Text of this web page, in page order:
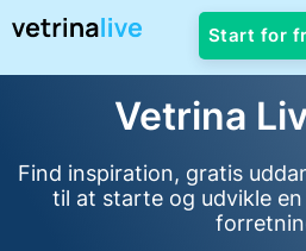
Start for
Vetrina
Find inspiration, gratis
til at starte og udvikle